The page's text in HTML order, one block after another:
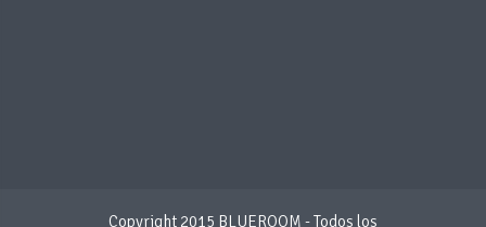
Copyright 2015 BLUEROOM - Todos los